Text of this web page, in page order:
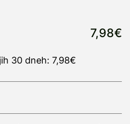
7,98€
30 dneh: 7,98€